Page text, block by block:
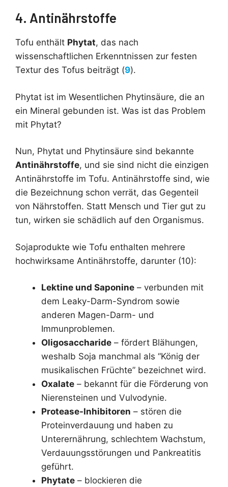
4. Antinährstoffe
Tofu enthält Phytat, das nach
wissenschaftlichen Erkenntnissen zur festen
Textur des Tofus beiträgt (9).
Phytat ist im Wesentlichen Phytinsäure, die an
ein Mineral gebunden ist. Was ist das Problem
mit Phytat?
Nun, Phytat und Phytinsäure sind bekannte
Antinährstoffe, und sie sind nicht die einzigen
Antinährstoffe im Tofu. Antinährstoffe sind, wie
die Bezeichnung schon verrät, das Gegenteil
von Nährstoffen. Statt Mensch und Tier gut zu
tun, wirken sie schädlich auf den Organismus.
Sojaprodukte wie Tofu enthalten mehrere
hochwirksame Antinährstoffe, darunter (10):
Lektine und Saponine – verbunden mit
dem Leaky-Darm-Syndrom sowie
anderen Magen-Darm- und
Immunproblemen.
Oligosaccharide – fördert Blähungen,
weshalb Soja manchmal als “König der
musikalischen Früchte” bezeichnet wird.
Oxalate – bekannt für die Förderung von
Nierensteinen und Vulvodynie.
Protease-Inhibitoren – stören die
Proteinverdauung und haben zu
Unterernährung, schlechtem Wachstum,
Verdauungsstörungen und Pankreatitis
geführt.
Phytate – blockieren die